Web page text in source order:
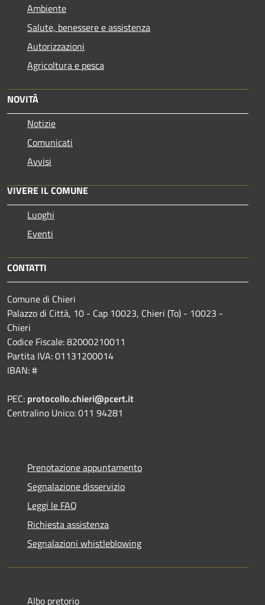
Ambiente
Salute, benessere e assistenza
Autorizzazioni
Agricoltura e pesca
NOVITÀ
Notizie
Comunicati
Avvisi
VIVERE IL COMUNE
Luoghi
Eventi
CONTATTI
Comune di Chieri
Palazzo di Città, 10 - Cap 10023, Chieri (To) - 10023 -
Chieri
Codice Fiscale: 82000210011
Partita IVA: 01131200014
IBAN: #
PEC: protocollo.chieri@pcert.it
Centralino Unico: 011 94281
Prenotazione appuntamento
Segnalazione disservizio
Leggi le FAQ
Richiesta assistenza
Segnalazioni whistleblowing
Albo pretorio